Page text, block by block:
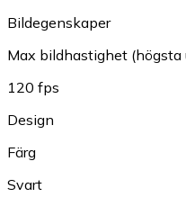
Bildegenskaper
Max bildhastighet (högsta
120 fps
Design
Färg
Svart